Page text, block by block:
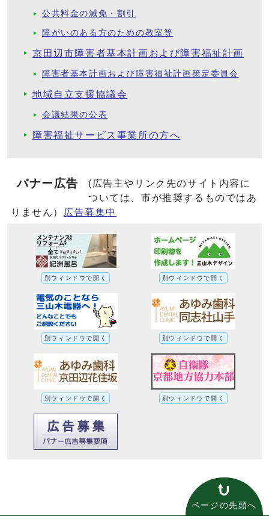
公共料金の減免・割引
障がいのある方のための教室等
京田辺市障害者基本計画および障害福祉計画
障害者基本計画および障害福祉計画策定委員会
地域自立支援協議会
会議結果の公表
障害福祉サービス事業所の方へ
バナー広告
(広告主やリンク先のサイト内容に
ついては、市が推奨するものではあ
りません）
広告募集中
別ウィンドウで開く 別ウィンドウで開く
別ウィンドウで開く 別ウィンドウで開く
別ウィンドウで開く 別ウィンドウで開く
ページの先頭へ